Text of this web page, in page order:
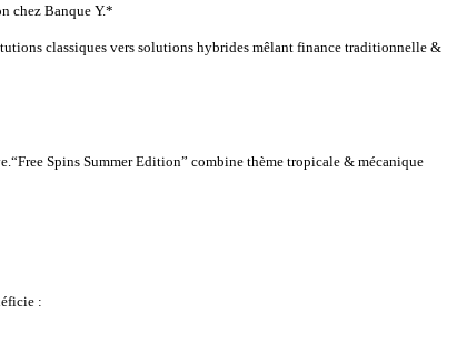
chez Banque Y.*
classiques vers solutions hybrides mêlant finance traditionnelle &
Spins Summer Edition” combine thème tropicale & mécanique
: